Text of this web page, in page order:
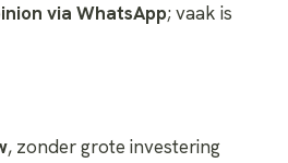
via WhatsApp; vaak is
, zonder grote investering